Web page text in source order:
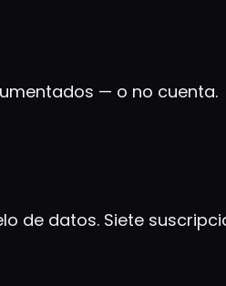
— o no cuenta.
de datos. Siete